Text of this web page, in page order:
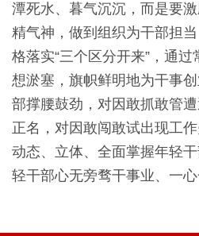
潭死水、暮气沉沉，而是要
精气神，做到组织为干部担
格落实“三个区分开来”，通
想淤塞，旗帜鲜明地为干事
部撑腰鼓劲，对因敢抓敢管
正名，对因敢闯敢试出现工
动态、立体、全面掌握年轻
轻干部心无旁骛干事业、一心